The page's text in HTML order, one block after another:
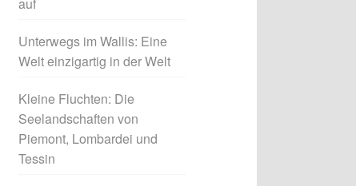
auf
Unterwegs im Wallis: Eine
Welt einzigartig in der Welt
Kleine Fluchten: Die
Seelandschaften von
Piemont, Lombardei und
Tessin